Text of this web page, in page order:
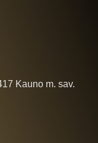
Kauno m. sav.